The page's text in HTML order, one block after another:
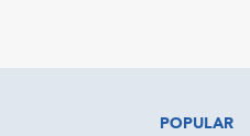
POPULAR